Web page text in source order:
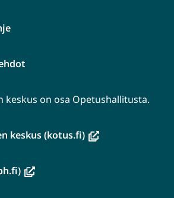
keskus on osa Opetushallitusta.
keskus (kotus.fi)(avautuu
(avautuu